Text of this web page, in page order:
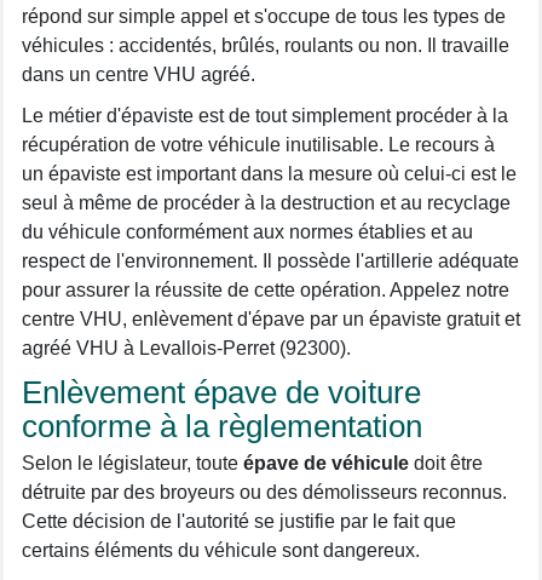
répond sur simple appel et s'occupe de tous les types de
véhicules : accidentés, brûlés, roulants ou non. Il travaille
dans un centre VHU agréé.
Le métier d'épaviste est de tout simplement procéder à la
récupération de votre véhicule inutilisable. Le recours à
un épaviste est important dans la mesure où celui-ci est le
seul à même de procéder à la destruction et au recyclage
du véhicule conformément aux normes établies et au
respect de l'environnement. Il possède l'artillerie adéquate
pour assurer la réussite de cette opération. Appelez notre
centre VHU, enlèvement d'épave par un épaviste gratuit et
agréé VHU à Levallois-Perret (92300).
Enlèvement épave de voiture
conforme à la règlementation
Selon le législateur, toute épave de véhicule doit être
détruite par des broyeurs ou des démolisseurs reconnus.
Cette décision de l'autorité se justifie par le fait que
certains éléments du véhicule sont dangereux.